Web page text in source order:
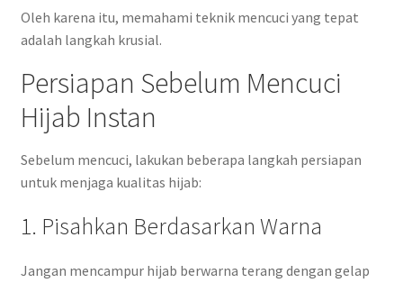
Oleh karena itu, memahami teknik mencuci yang tepat
adalah langkah krusial.
Persiapan Sebelum Mencuci
Hijab Instan
Sebelum mencuci, lakukan beberapa langkah persiapan
untuk menjaga kualitas hijab:
1. Pisahkan Berdasarkan Warna
Jangan mencampur hijab berwarna terang dengan gelap